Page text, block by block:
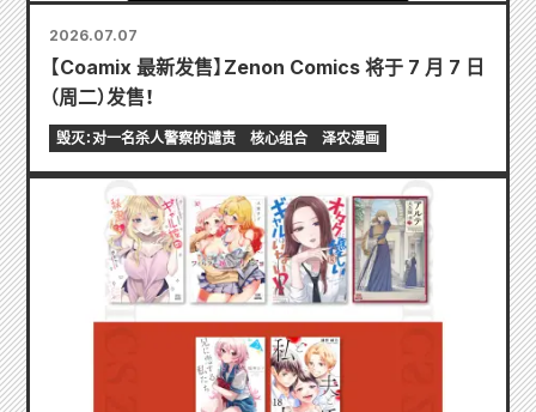
2026.07.07
【Coamix 最新发售】Zenon Comics 将于 7 月 7 日
（周二）发售！
毁灭：对一名杀人警察的谴责 核心组合 泽农漫画